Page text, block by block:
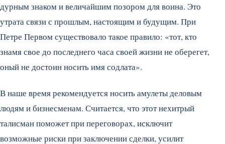
дурным знаком и величайшим позором для воина. Это
утрата связи с прошлым, настоящим и будущим. При
Петре Первом существовало такое правило: «тот, кто
знамя свое до последнего часа своей жизни не оберегет,
оный не достоин носить имя содлата».
В наше время рекомендуется носить амулеты деловым
людям и бизнесменам. Считается, что этот нехитрый
талисман поможет при переговорах, исключит
возможные риски при заключении сделки, усилит